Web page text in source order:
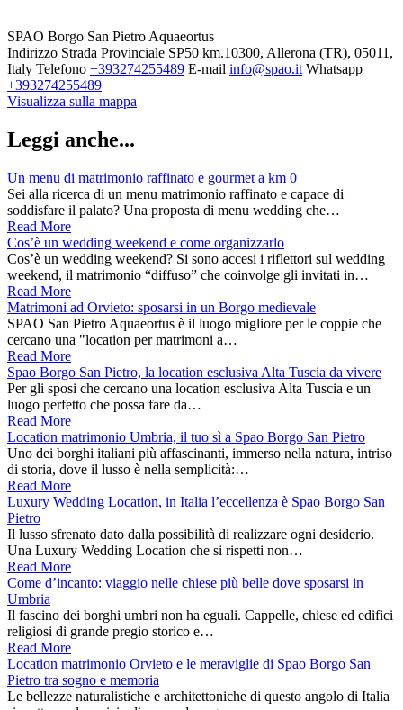
SPAO Borgo San Pietro Aquaeortus
Indirizzo Strada Provinciale SP50 km.10300, Allerona (TR), 05011,
Italy Telefono +393274255489 E-mail info@spao.it Whatsapp
+393274255489
Visualizza sulla mappa
Leggi anche...
Un menu di matrimonio raffinato e gourmet a km 0
Sei alla ricerca di un menu matrimonio raffinato e capace di
soddisfare il palato? Una proposta di menu wedding che…
Read More
Cos’è un wedding weekend e come organizzarlo
Cos’è un wedding weekend? Si sono accesi i riflettori sul wedding
weekend, il matrimonio “diffuso” che coinvolge gli invitati in…
Read More
Matrimoni ad Orvieto: sposarsi in un Borgo medievale
SPAO San Pietro Aquaeortus è il luogo migliore per le coppie che
cercano una "location per matrimoni a…
Read More
Spao Borgo San Pietro, la location esclusiva Alta Tuscia da vivere
Per gli sposi che cercano una location esclusiva Alta Tuscia e un
luogo perfetto che possa fare da…
Read More
Location matrimonio Umbria, il tuo sì a Spao Borgo San Pietro
Uno dei borghi italiani più affascinanti, immerso nella natura, intriso
di storia, dove il lusso è nella semplicità:…
Read More
Luxury Wedding Location, in Italia l’eccellenza è Spao Borgo San
Pietro
Il lusso sfrenato dato dalla possibilità di realizzare ogni desiderio.
Una Luxury Wedding Location che si rispetti non…
Read More
Come d’incanto: viaggio nelle chiese più belle dove sposarsi in
Umbria
Il fascino dei borghi umbri non ha eguali. Cappelle, chiese ed edifici
religiosi di grande pregio storico e…
Read More
Location matrimonio Orvieto e le meraviglie di Spao Borgo San
Pietro tra sogno e memoria
Le bellezze naturalistiche e architettoniche di questo angolo di Italia